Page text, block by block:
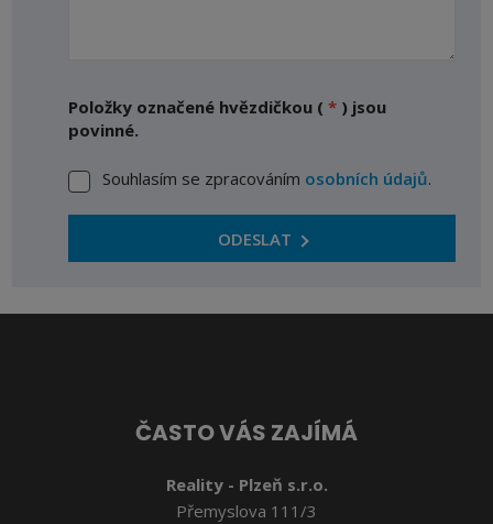
Položky označené hvězdičkou ( * ) jsou
povinné.
SouhlasímSouhlasím se zpracováním osobních údajů.
ODESLAT
ČASTO VÁS ZAJÍMÁ
Reality - Plzeň s.r.o.
Přemyslova 111/3